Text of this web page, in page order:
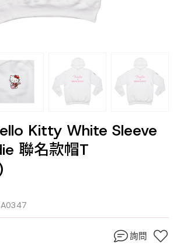
Kitty White Sleeve
聯名款帽T
詢問